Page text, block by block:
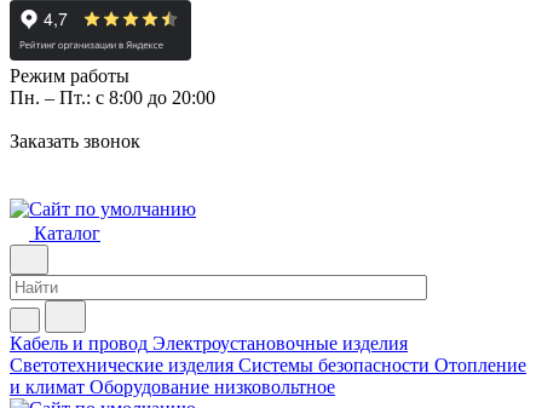
Режим работы
Пн. – Пт.: с 8:00 до 20:00
Заказать звонок
Каталог
Кабель и провод Электроустановочные изделия
Светотехнические изделия Системы безопасности Отопление
и климат Оборудование низковольтное